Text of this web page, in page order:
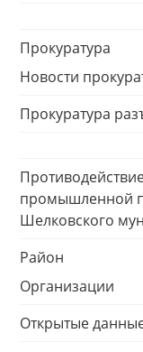
Прокуратура
Новости
Прокуратура
промышленной
Шелковского
Район
Организации
Открытые